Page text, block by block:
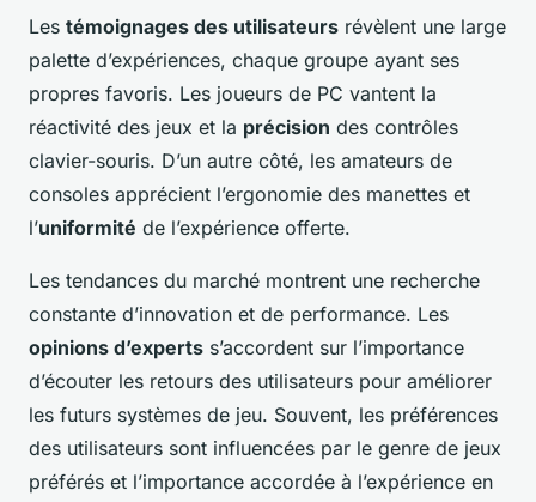
Les témoignages des utilisateurs révèlent une large
palette d’expériences, chaque groupe ayant ses
propres favoris. Les joueurs de PC vantent la
réactivité des jeux et la précision des contrôles
clavier-souris. D’un autre côté, les amateurs de
consoles apprécient l’ergonomie des manettes et
l’uniformité de l’expérience offerte.
Les tendances du marché montrent une recherche
constante d’innovation et de performance. Les
opinions d’experts s’accordent sur l’importance
d’écouter les retours des utilisateurs pour améliorer
les futurs systèmes de jeu. Souvent, les préférences
des utilisateurs sont influencées par le genre de jeux
préférés et l’importance accordée à l’expérience en